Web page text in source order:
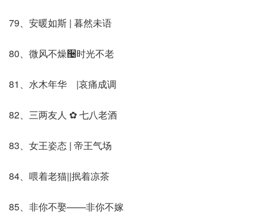
79、安暖如斯 | 暮然未语
80、微风不燥઴时光不老
81、水木年华ゝ|哀痛成调ゝ
82、三两友人 ✿ 七八老酒
83、女王姿态 | 帝王气场
84、喂着老猫||抿着凉茶
85、非你不娶——非你不嫁